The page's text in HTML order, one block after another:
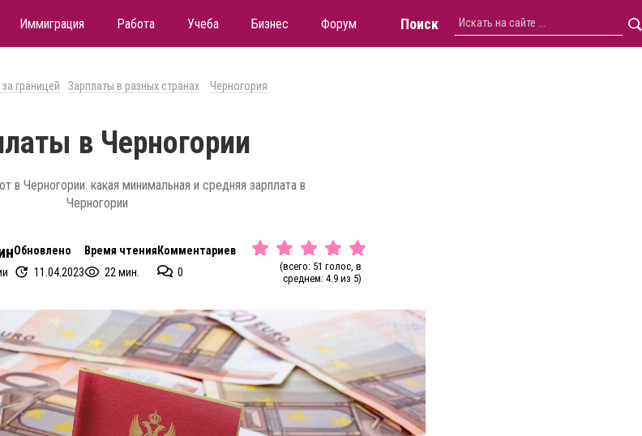
Иммиграция Работа Учеба Бизнес Форум Поиск
границей Зарплаты в разных странах Черногория
в Черногории
в Черногории: какая минимальная и средняя зарплата в
Черногории
Обновлено
11.04.2023
Время чтения
22 мин.
Комментариев
0
(всего: 51 голос, в
среднем: 4.9 из 5)